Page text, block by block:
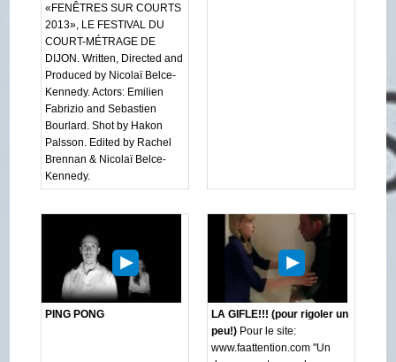
«FENÊTRES SUR COURTS
2013», LE FESTIVAL DU
COURT-MÉTRAGE DE
DIJON. Written, Directed and
Produced by Nicolaï Belce-
Kennedy. Actors: Emilien
Fabrizio and Sebastien
Bourlard. Shot by Hakon
Palsson. Edited by Rachel
Brennan & Nicolaï Belce-
Kennedy.
PING PONG
LA GIFLE!!! (pour rigoler un
peu!) Pour le site:
www.faattention.com "Un